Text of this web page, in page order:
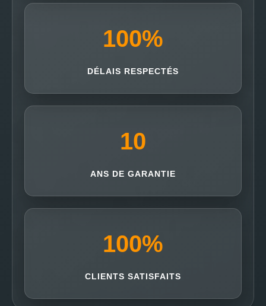
100%
DÉLAIS RESPECTÉS
10
ANS DE GARANTIE
100%
CLIENTS SATISFAITS